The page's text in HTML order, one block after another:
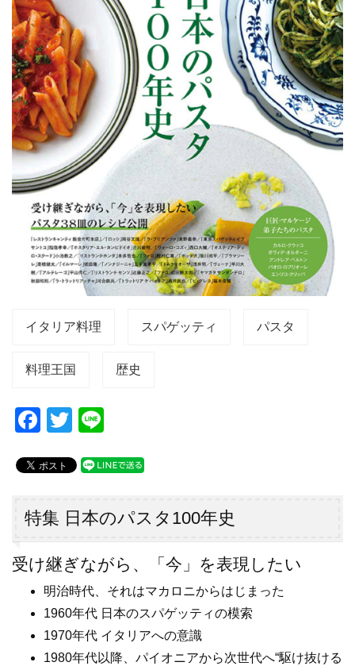
イタリア料理 スパゲッティ パスタ
料理王国 歴史
F
c
e
b
o
o
k
T
tt
er
e
特集 日本のパスタ100年史
受け継ぎながら、「今」を表現したい
明治時代、それはマカロニからはじまった
1960年代 日本のスパゲッティの模索
1970年代 イタリアへの意識
1980年代以降、パイオニアから次世代へ“駆け抜ける